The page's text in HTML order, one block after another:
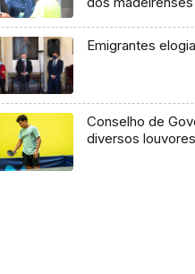
Emigrantes
Conselho de
diversos louvores